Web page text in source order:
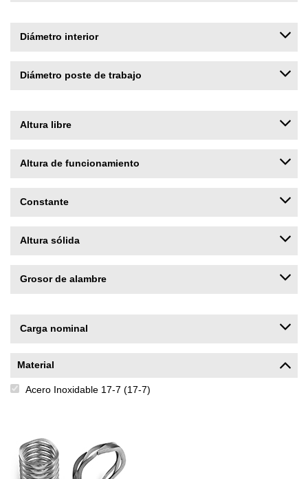
Diámetro interior
Diámetro poste de trabajo
Altura libre
Altura de funcionamiento
Constante
Altura sólida
Grosor de alambre
Carga nominal
Material
Acero Inoxidable 17-7 (17-7)